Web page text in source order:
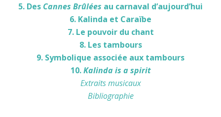
5. Des Cannes Brûlées au carnaval d’aujourd’hui
6. Kalinda et Caraïbe
7. Le pouvoir du chant
8. Les tambours
9. Symbolique associée aux tambours
10.Kalinda is a spirit
Extraits musicaux
Bibliographie